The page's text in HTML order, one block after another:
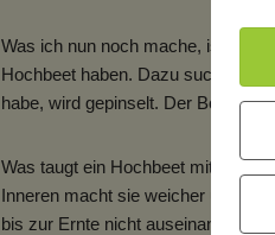
Was ich nun noch mache, ist das
Hochbeet haben. Dazu suche ich
habe, wird gepinselt. Der Boden
Was taugt ein Hochbeet mit
Inneren macht sie weicher und
bis zur Ernte nicht